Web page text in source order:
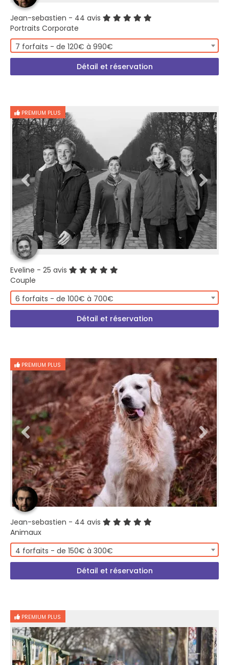
Jean-sebastien - 44 avis
Portraits Corporate
7 forfaits - de 120€ à 990€
Détail et réservation
PREMIUM PLUS
Eveline - 25 avis
Couple
6 forfaits - de 100€ à 700€
Détail et réservation
PREMIUM PLUS
Jean-sebastien - 44 avis
Animaux
4 forfaits - de 150€ à 300€
Détail et réservation
PREMIUM PLUS